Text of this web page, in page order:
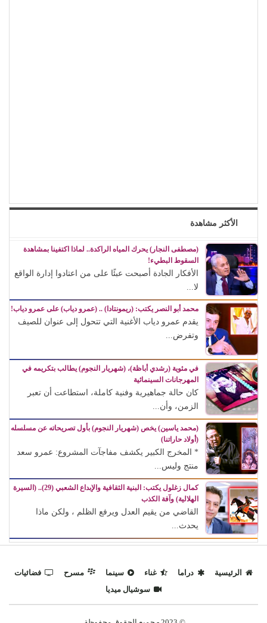
الأكثر مشاهدة
(مصطفى النجار) يحرك المياه الراكدة.. لماذا اكتفينا بمشاهدة
السقوط البطيء!
الأفكار الجادة أصبحت عبئًا على من اعتادوا إدارة الواقع
لا...
محمد أبو النصر يكتب: (ريمونتادا) .. (عمرو دياب) على عمرو دياب!
يقدم عمرو دياب الأغنية التي تتحول إلى عنوان للصيف
وتفرض...
في مئوية (رشدي أباظة)، (شهريار النجوم) يطالب بتكريمه في
المهرجانات السينمائية
كان حالة جماهيرية وفنية كاملة، استطاعت أن تعبر
الزمن، وأن...
(محمد ياسين) يخص (شهريار النجوم) بأول تصريحاته عن مسلسله
(أولاد حاراتنا)
* المخرج الكبير يكشف مفاجآت المشروع: عمرو سعد
منتج وليس...
كمال زغلول يكتب: البنية الثقافية والإبداع الشعبي (29).. (السيرة
الهلالية) وآفة الكذب
القاضي من يقيم العدل ويرفع الظلم ، ولكن ماذا
يحدث...
الرئيسية دراما غناء سينما مسرح
فضائيات
سوشيال ميديا